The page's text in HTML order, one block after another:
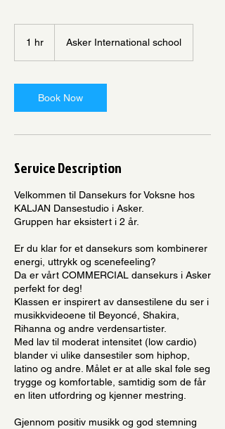
1 hr Asker International school
Book Now
Service Description
Velkommen til Dansekurs for Voksne hos
KALJAN Dansestudio i Asker.
Gruppen har eksistert i 2 år.
Er du klar for et dansekurs som kombinerer
energi, uttrykk og scenefeeling?
Da er vårt COMMERCIAL dansekurs i Asker
perfekt for deg!
Klassen er inspirert av dansestilene du ser i
musikkvideoene til Beyoncé, Shakira,
Rihanna og andre verdensartister.
Med lav til moderat intensitet (low cardio)
blander vi ulike dansestiler som hiphop,
latino og andre. Målet er at alle skal føle seg
trygge og komfortable, samtidig som de får
en liten utfordring og kjenner mestring.
Gjennom positiv musikk og god stemning